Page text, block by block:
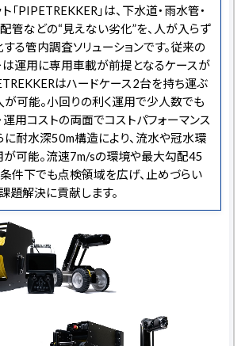
「PIPETREKKER」は、下水道・雨水管・
管などの“見えない劣化”を、人が入らず
る管内調査ソリューションです。従来の
運用に専用車載が前提となるケースが
はハードケース2台を持ち運ぶ
可能。小回りの利く運用で少人数でも
運用コストの両面でコストパフォーマンス
に耐水深50m構造により、流水や冠水環
可能。流速7m/sの環境や最大勾配45
件下でも点検領域を広げ、止めづらい
題解決に貢献します。